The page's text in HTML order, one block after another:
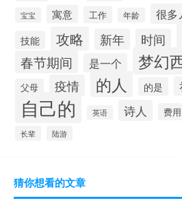
宝宝 寓意 工作 年龄 很多
技能 攻略 新年 时间
春节期间 是一个 梦幻
父母 疫情 的人 的是
自己的 英语 诗人 费用
长辈 陆游
猜你想看的文章